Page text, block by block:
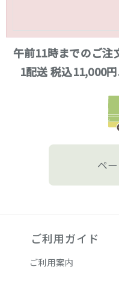
午前11時までのご注
1配送 税込11,000
ペ
ご利用ガイド
ご利用案内